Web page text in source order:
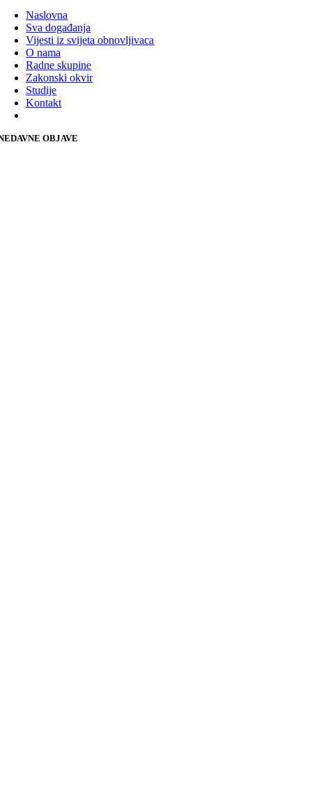
Naslovna
Sva događanja
Vijesti iz svijeta obnovljivaca
O nama
Radne skupine
Zakonski okvir
Studije
Kontakt
OBJAVE